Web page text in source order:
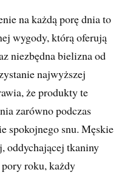
na każdą porę dnia to
wygody, którą oferują
niezbędna bielizna od
najwyższej
że produkty te
zarówno podczas
spokojnego snu. Męskie
oddychającej tkaniny
roku, każdy